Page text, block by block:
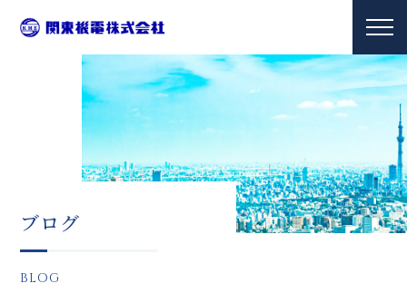
ブログ
BLOG